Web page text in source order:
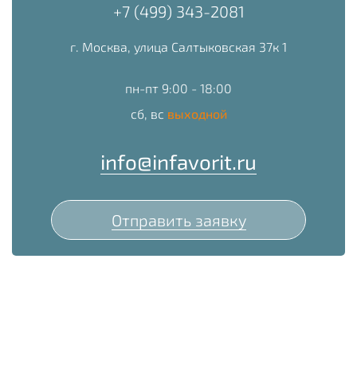
+7 (499) 343-2081
г. Москва, улица Салтыковская 37к 1
пн-пт 9:00 - 18:00
сб, вс выходной
info@infavorit.ru
Отправить заявку